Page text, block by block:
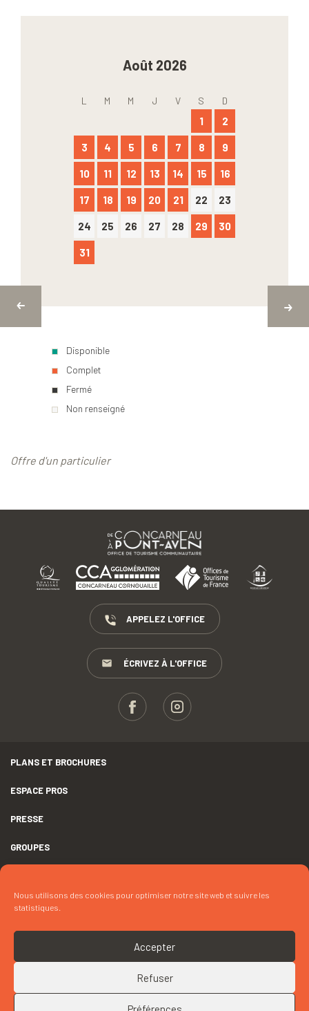
Nous utilisons des cookies pour optimiser notre site web et suivre les
statistiques.
Accepter
Refuser
Août 2026
L M M J V S D
1 2
3 4 5 6 7 8 9
10 11 12 13 14 15 16
17 18 19 20 21 22 23
24 25 26 27 28 29 30
31
Disponible
Complet
Fermé
Non renseigné
Offre d'un particulier
CONTACTEZ « MME JAFFRÉZIC »
APPELEZ L'OFFICE
ÉCRIVEZ À L'OFFICE
PLANS ET BROCHURES
ESPACE PROS
PRESSE
GROUPES
DÉCLARATION D’ACCESSIBILITÉ
CRÉDITS
COOKIES
RETOUR EN HAUT